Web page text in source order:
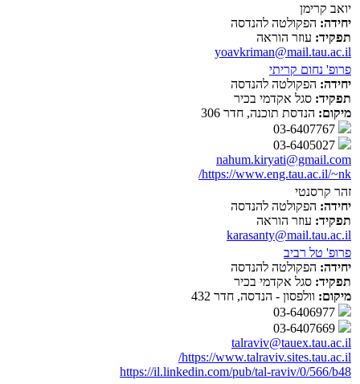
יואב קרימן
יחידה: הפקולטה להנדסה
תפקיד: עוזר הוראה
yoavkriman@mail.tau.ac.il
פרופ' נחום קריתי
יחידה: הפקולטה להנדסה
תפקיד: סגל אקדמי בכיר
מיקום: הנדסת תוכנה, חדר 306
nahum.kiryati@gmail.com
https://www.eng.tau.ac.il/~nk/
זהר קרסנטי
יחידה: הפקולטה להנדסה
תפקיד: עוזר הוראה
karasanty@mail.tau.ac.il
פרופ' טל רביב
יחידה: הפקולטה להנדסה
תפקיד: סגל אקדמי בכיר
מיקום: וולפסון - הנדסה, חדר 432
talraviv@tauex.tau.ac.il
https://www.talraviv.sites.tau.ac.il/
https://il.linkedin.com/pub/tal-raviv/0/566/b48